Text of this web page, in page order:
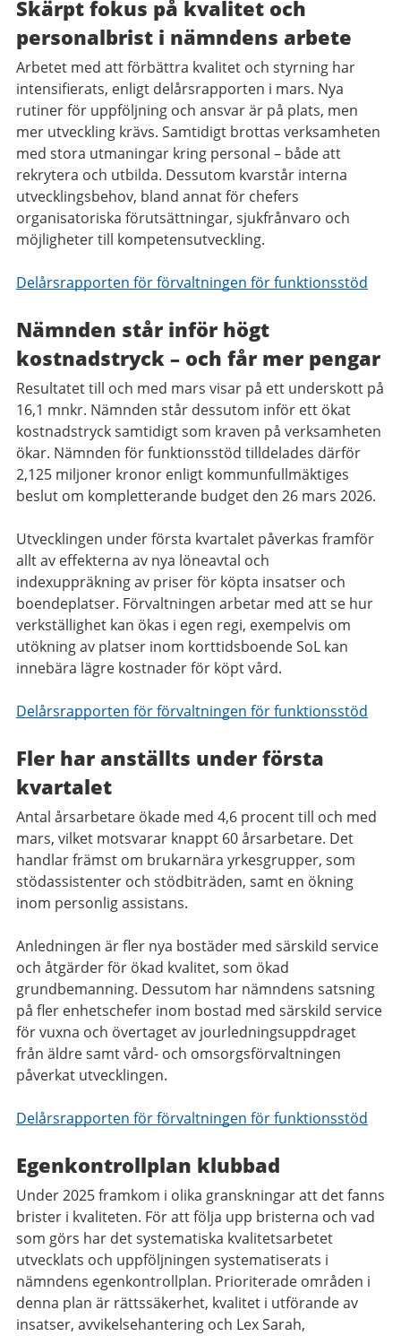
Skärpt fokus på kvalitet och
personalbrist i nämndens arbete
Arbetet med att förbättra kvalitet och styrning har
intensifierats, enligt delårsrapporten i mars. Nya
rutiner för uppföljning och ansvar är på plats, men
mer utveckling krävs. Samtidigt brottas verksamheten
med stora utmaningar kring personal – både att
rekrytera och utbilda. Dessutom kvarstår interna
utvecklingsbehov, bland annat för chefers
organisatoriska förutsättningar, sjukfrånvaro och
möjligheter till kompetensutveckling.
Delårsrapporten för förvaltningen för funktionsstöd
Nämnden står inför högt
kostnadstryck – och får mer pengar
Resultatet till och med mars visar på ett underskott på
16,1 mnkr. Nämnden står dessutom inför ett ökat
kostnadstryck samtidigt som kraven på verksamheten
ökar. Nämnden för funktionsstöd tilldelades därför
2,125 miljoner kronor enligt kommunfullmäktiges
beslut om kompletterande budget den 26 mars 2026.
Utvecklingen under första kvartalet påverkas framför
allt av effekterna av nya löneavtal och
indexuppräkning av priser för köpta insatser och
boendeplatser. Förvaltningen arbetar med att se hur
verkställighet kan ökas i egen regi, exempelvis om
utökning av platser inom korttidsboende SoL kan
innebära lägre kostnader för köpt vård.
Delårsrapporten för förvaltningen för funktionsstöd
Fler har anställts under första
kvartalet
Antal årsarbetare ökade med 4,6 procent till och med
mars, vilket motsvarar knappt 60 årsarbetare. Det
handlar främst om brukarnära yrkesgrupper, som
stödassistenter och stödbiträden, samt en ökning
inom personlig assistans.
Anledningen är fler nya bostäder med särskild service
och åtgärder för ökad kvalitet, som ökad
grundbemanning. Dessutom har nämndens satsning
på fler enhetschefer inom bostad med särskild service
för vuxna och övertaget av jourledningsuppdraget
från äldre samt vård- och omsorgsförvaltningen
påverkat utvecklingen.
Delårsrapporten för förvaltningen för funktionsstöd
Egenkontrollplan klubbad
Under 2025 framkom i olika granskningar att det fanns
brister i kvaliteten. För att följa upp bristerna och vad
som görs har det systematiska kvalitetsarbetet
utvecklats och uppföljningen systematiserats i
nämndens egenkontrollplan. Prioriterade områden i
denna plan är rättssäkerhet, kvalitet i utförande av
insatser, avvikelsehantering och Lex Sarah,